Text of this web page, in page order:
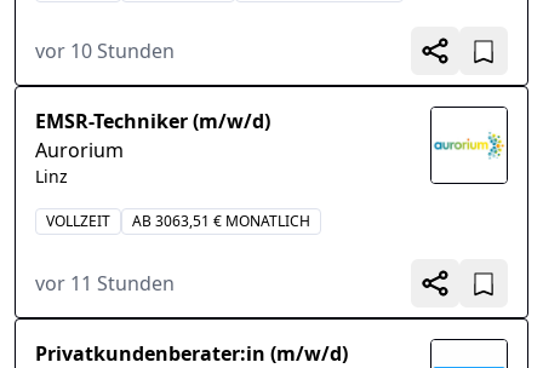
vor 10 Stunden
EMSR-Techniker (m/w/d)
Aurorium
Linz
VOLLZEIT AB 3063,51 € MONATLICH
vor 11 Stunden
Privatkundenberater:in (m/w/d)